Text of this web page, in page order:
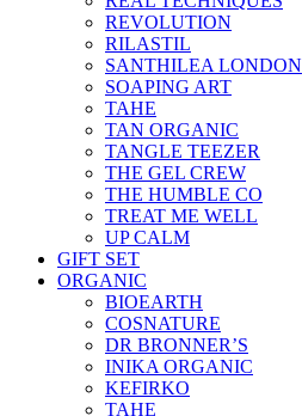
REVOLUTION
RILASTIL
SANTHILEA LONDON
SOAPING ART
TAHE
TAN ORGANIC
TANGLE TEEZER
THE GEL CREW
THE HUMBLE CO
TREAT ME WELL
UP CALM
GIFT SET
ORGANIC
BIOEARTH
COSNATURE
DR BRONNER’S
INIKA ORGANIC
KEFIRKO
TAHE